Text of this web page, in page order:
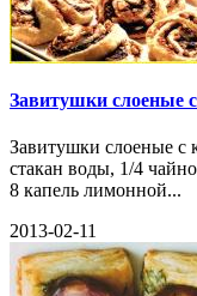
Завитушки слоеные
Завитушки слоеные с
стакан воды, 1/4
8 капель лимонной...
2013-02-11